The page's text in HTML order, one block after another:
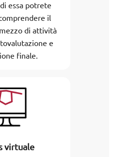
essa potrete
il
di attività
e
finale.
virtuale